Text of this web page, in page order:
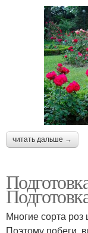
читать дальше →
Многие сорта роз
Поэтому побеги,